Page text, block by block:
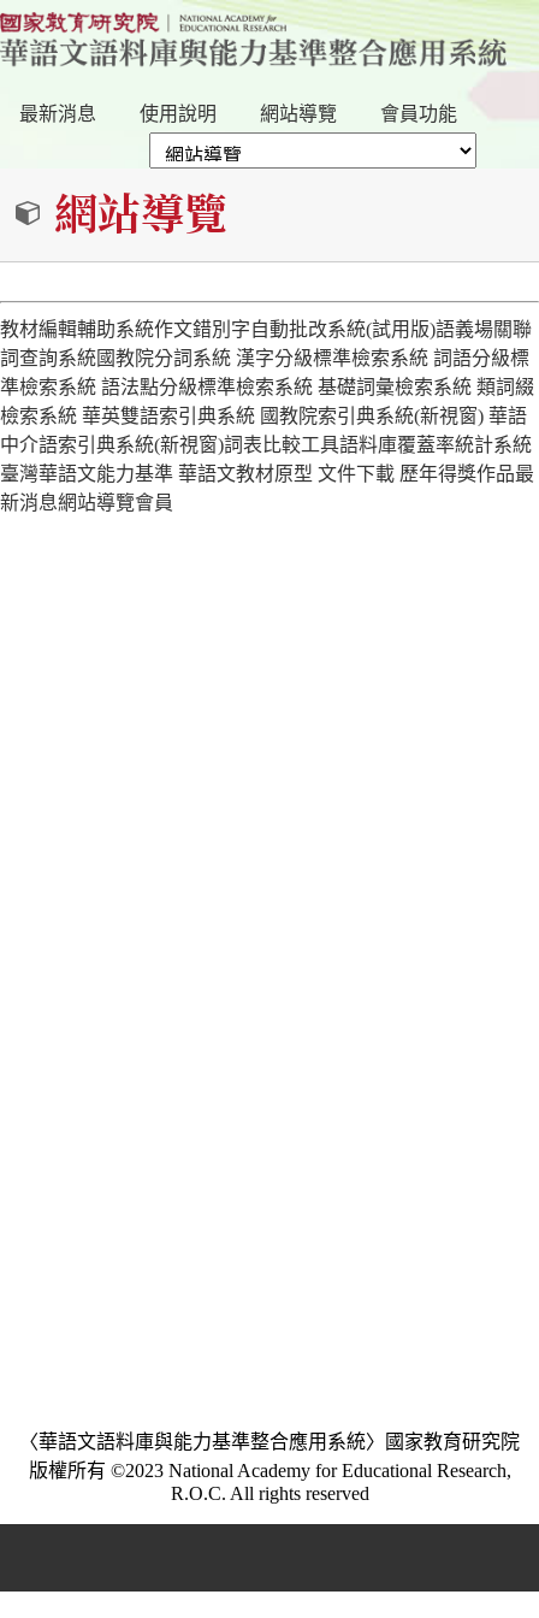
最新消息 使用說明 網站導覽 會員功能
網站導覽
教材編輯輔助系統作文錯別字自動批改系統(試用版)語義場關聯
詞查詢系統國教院分詞系統 漢字分級標準檢索系統 詞語分級標
準檢索系統 語法點分級標準檢索系統 基礎詞彙檢索系統 類詞綴
檢索系統 華英雙語索引典系統 國教院索引典系統(新視窗) 華語
中介語索引典系統(新視窗)詞表比較工具語料庫覆蓋率統計系統
臺灣華語文能力基準 華語文教材原型 文件下載 歷年得獎作品最
新消息網站導覽會員
〈華語文語料庫與能力基準整合應用系統〉國家教育研究院
版權所有 ©2023 National Academy for Educational Research,
R.O.C. All rights reserved